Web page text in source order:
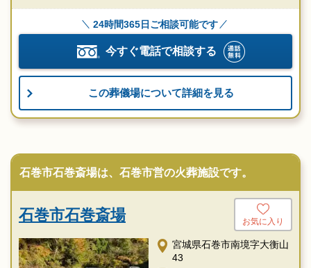
24時間365日ご相談可能です
今すぐ電話で相談する
この葬儀場について詳細を見る
石巻市石巻斎場は、石巻市営の火葬施設です。
石巻市石巻斎場 お気に入り
宮城県石巻市南境字大衡山
43